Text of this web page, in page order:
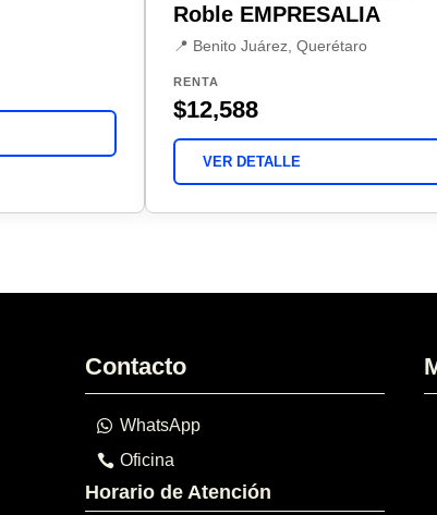
Roble EMPRESALIA
📍 Benito Juárez, Querétaro
RENTA
$12,588
VER DETALLE
Contacto
WhatsApp
Oficina
Horario de Atención